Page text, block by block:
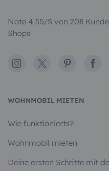
Note 4.55/5 von 208
Shops
Instagram
X Pinterest
WOHNMOBIL MIETEN
Wie funktionierts?
Wohnmobil mieten
Deine ersten Schritte mit